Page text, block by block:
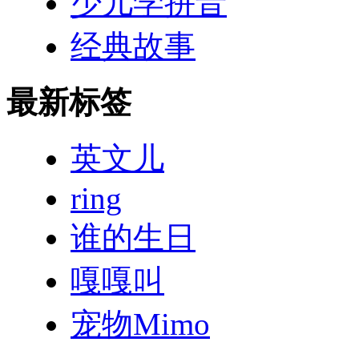
经典故事
最新标签
英文儿
ring
谁的生日
嘎嘎叫
宠物Mimo